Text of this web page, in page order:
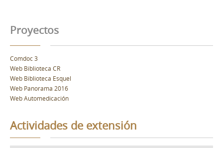
Proyectos
Comdoc 3
Web Biblioteca CR
Web Biblioteca Esquel
Web Panorama 2016
Web Automedicación
Actividades de extensión